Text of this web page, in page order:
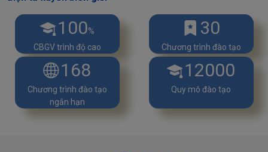
100%
CBGV trình độ cao
30
Chương trình đào tạo
168
Chương trình đào tạo
ngắn hạn
12000
Quy mô đào tạo